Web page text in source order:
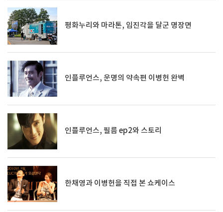
평화누리와 마라톤, 임진각을 달군 명장면
인플루언스, 운명의 약속편 이병헌 완벽
인플루언스, 필름 ep2와 스토리
한채영과 이병헌을 직접 본 쇼케이스